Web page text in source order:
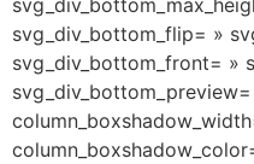
svg_div_bottom_flip= »
svg_div_bottom_front= »